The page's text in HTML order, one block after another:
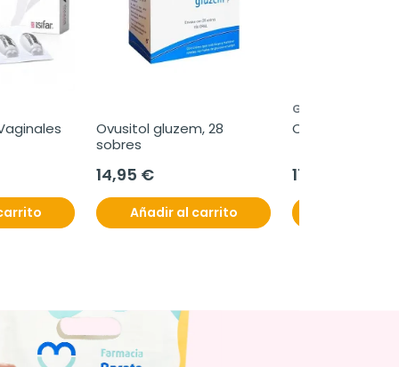
Ovusitol gluzem, 28
sobres
14,95 €
Añadir al carrito
GYNEA
Ciminocta
17,50 €